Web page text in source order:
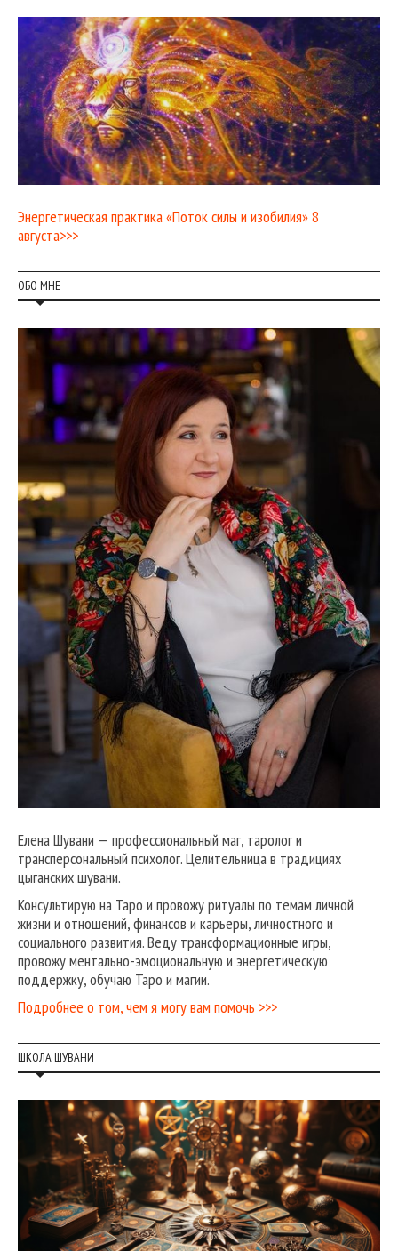
Энергетическая практика «Поток силы и изобилия» 8
августа>>>
ОБО МНЕ
Елена Шувани — профессиональный маг, таролог и
трансперсональный психолог. Целительница в традициях
цыганских шувани.
Консультирую на Таро и провожу ритуалы по темам личной
жизни и отношений, финансов и карьеры, личностного и
социального развития. Веду трансформационные игры,
провожу ментально-эмоциональную и энергетическую
поддержку, обучаю Таро и магии.
Подробнее о том, чем я могу вам помочь >>>
ШКОЛА ШУВАНИ